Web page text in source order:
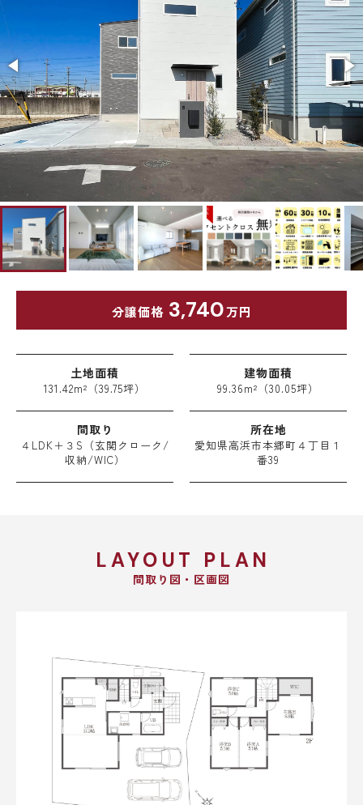
分譲価格 3,740万円
土地面積
131.42m²（39.75坪）
建物面積
99.36m²（30.05坪）
間取り
４LDK＋３S（玄関クローク/
収納/WIC）
所在地
愛知県高浜市本郷町４丁目１
番39
LAYOUT PLAN
間取り図・区画図